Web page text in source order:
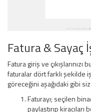
Fatura & Sayaç
Fatura giriş ve
faturalar dört farklı şekilde
göreceğini aşağıdaki gibi
Faturayı; seçilen
paylaştırıp kiracıları